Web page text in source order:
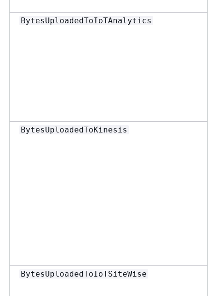
BytesUploadedToIoTAnalytics
BytesUploadedToKinesis
BytesUploadedToIoTSiteWise